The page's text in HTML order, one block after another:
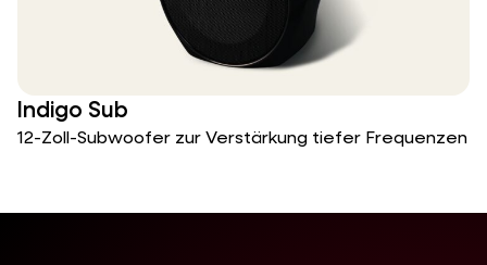
Indigo Sub
12-Zoll-Subwoofer zur Verstärkung tiefer Frequenzen